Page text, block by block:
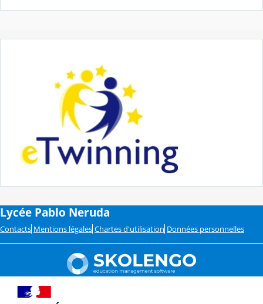
Lycée Pablo Neruda
Contacts Mentions légales Chartes d'utilisation Données personnelles